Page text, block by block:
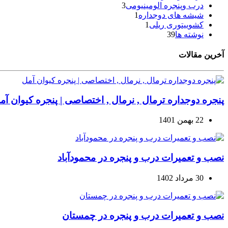
درب وپنجره الومینیومی3
شیشه های دوجداره 1
کشوییتوری ریلی 1
نوشته ها39
آخرین مقالات
پنجره دوجداره ترمال , نرمال , اختصاصی | پنجره کیوان
22 بهمن 1401
نصب و تعمیرات درب و پنجره در محمودآباد
30 مرداد 1402
نصب و تعمیرات درب و پنجره در چمستان